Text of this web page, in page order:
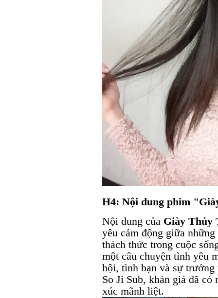
H4: Nội dung phim
Nội dung của Giày Thủy
yêu cảm động giữa
thách thức trong cuộc
một câu chuyện tình yêu
hội, tình bạn và sự
So Ji Sub, khán giả đã
xúc mãnh liệt.